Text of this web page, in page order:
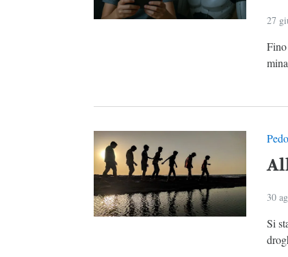
27
30
Si